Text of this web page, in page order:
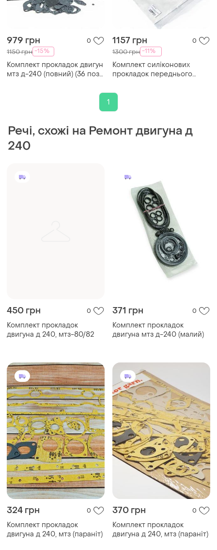
979 грн 0
1150 грн -15%
Комплект прокладок двигун
мтз д-240 (повний) (36 поз)
1157 грн 0
1300 грн -11%
Комплект силіконових
прокладок переднього
мтз-80/82/892 (силікон)
1
Речі, схожі на Ремонт двигуна д
240
450 грн 0
Комплект прокладок
двигуна д 240, мтз-80/82
371 грн 0
Комплект прокладок
двигуна мтз д-240 (малий)
324 грн 0
Комплект прокладок
двигуна д 240, мтз (параніт)
370 грн 0
Комплект прокладок
двигуна д 240, мтз (параніт)